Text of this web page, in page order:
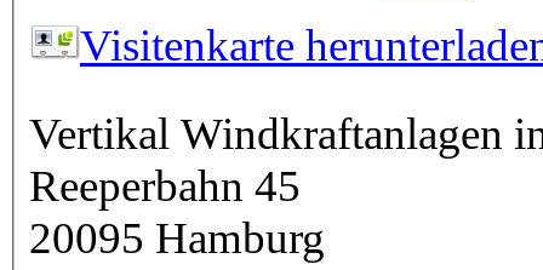
Visitenkarte
Vertikal Windkraftanlagen
Reeperbahn 45
20095 Hamburg